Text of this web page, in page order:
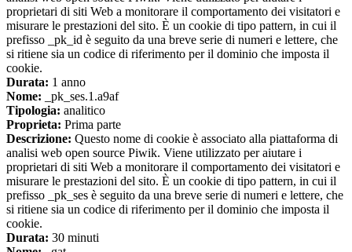
proprietari di siti Web a monitorare il comportamento dei visitatori e
misurare le prestazioni del sito. È un cookie di tipo pattern, in cui il
prefisso _pk_id è seguito da una breve serie di numeri e lettere, che
si ritiene sia un codice di riferimento per il dominio che imposta il
cookie.
Durata: 1 anno
Nome: _pk_ses.1.a9af
Tipologia: analitico
Proprieta: Prima parte
Descrizione: Questo nome di cookie è associato alla piattaforma di
analisi web open source Piwik. Viene utilizzato per aiutare i
proprietari di siti Web a monitorare il comportamento dei visitatori e
misurare le prestazioni del sito. È un cookie di tipo pattern, in cui il
prefisso _pk_ses è seguito da una breve serie di numeri e lettere, che
si ritiene sia un codice di riferimento per il dominio che imposta il
cookie.
Durata: 30 minuti